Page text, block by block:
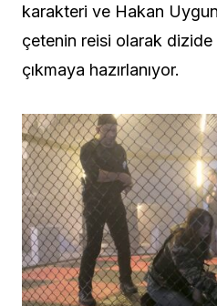
karakteri ve Hakan
çetenin reisi olarak dizide
çıkmaya hazırlanıyor.